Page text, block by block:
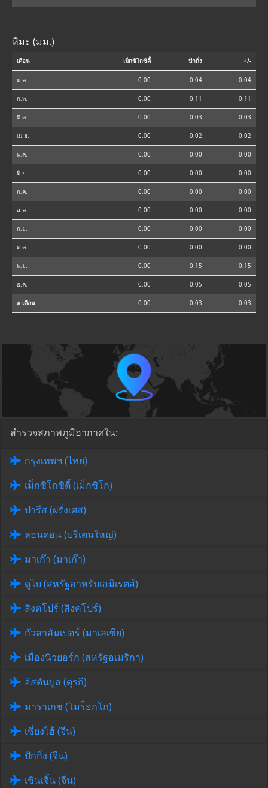
หิมะ (มม.)
เดือน เม็กซิโกซิตี้ ปักกิ่ง +/-
ม.ค. 0.00 0.04 0.04
ก.พ. 0.00 0.11 0.11
มี.ค. 0.00 0.03 0.03
เม.ย. 0.00 0.02 0.02
พ.ค. 0.00 0.00 0.00
มิ.ย. 0.00 0.00 0.00
ก.ค. 0.00 0.00 0.00
ส.ค. 0.00 0.00 0.00
ก.ย. 0.00 0.00 0.00
ต.ค. 0.00 0.00 0.00
พ.ย. 0.00 0.15 0.15
ธ.ค. 0.00 0.05 0.05
⌀ เดือน 0.00 0.03 0.03
สำรวจสภาพภูมิอากาศใน:
กรุงเทพฯ (ไทย)
เม็กซิโกซิตี้ (เม็กซิโก)
ปารีส (ฝรั่งเศส)
ลอนดอน (บริเตนใหญ่)
มาเก๊า (มาเก๊า)
ดูไบ (สหรัฐอาหรับเอมิเรตส์)
สิงคโปร์ (สิงคโปร์)
กัวลาลัมเปอร์ (มาเลเซีย)
เมืองนิวยอร์ก (สหรัฐอเมริกา)
อิสตันบูล (ตุรกี)
มาราเกช (โมร็อกโก)
เซี่ยงไฮ้ (จีน)
ปักกิ่ง (จีน)
เซินเจิ้น (จีน)